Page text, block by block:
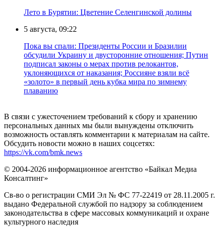
Лето в Бурятии: Цветение Селенгинской долины
5 августа, 09:22
Пока вы спали: Президенты России и Бразилии
обсудили Украину и двусторонние отношения; Путин
подписал законы о мерах против релокантов,
уклоняющихся от наказания; Россияне взяли всё
«золото» в первый день кубка мира по зимнему
плаванию
В связи с ужесточением требований к сбору и хранению
персональных данных мы были вынуждены отключить
возможность оставлять комментарии к материалам на сайте.
Обсудить новости можно в наших соцсетях:
https://vk.com/bmk.news
© 2004-2026 информационное агентство «Байкал Медиа
Консалтинг»
Св-во о регистрации СМИ Эл № ФС 77-22419 от 28.11.2005 г.
выдано Федеральной службой по надзору за соблюдением
законодательства в сфере массовых коммуникаций и охране
культурного наследия